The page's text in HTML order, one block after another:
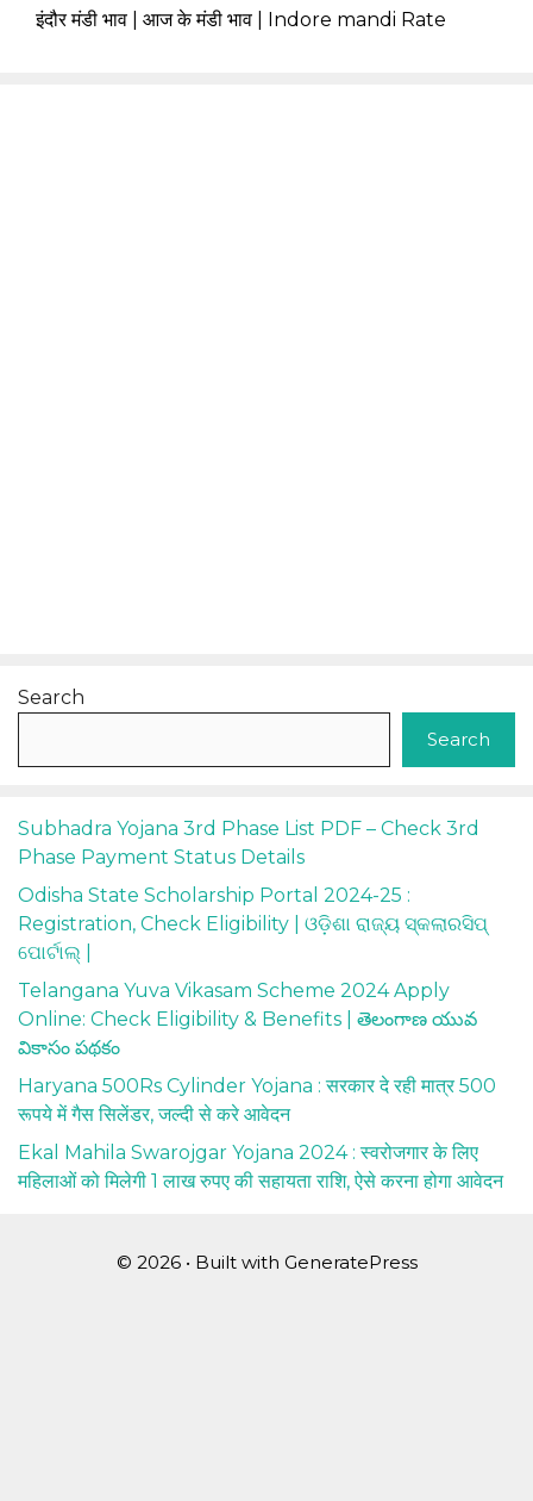
इंदौर मंडी भाव | आज के मंडी भाव | Indore mandi Rate
Search
Search
Subhadra Yojana 3rd Phase List PDF – Check 3rd
Phase Payment Status Details
Odisha State Scholarship Portal 2024-25 :
Registration, Check Eligibility | ଓଡ଼ିଶା ରାଜ୍ୟ ସ୍କଲାରସିପ୍
ପୋର୍ଟାଲ୍ |
Telangana Yuva Vikasam Scheme 2024 Apply
Online: Check Eligibility & Benefits | తెలంగాణ యువ
వికాసం పథకం
Haryana 500Rs Cylinder Yojana : सरकार दे रही मात्र 500
रूपये में गैस सिलेंडर, जल्दी से करे आवेदन
Ekal Mahila Swarojgar Yojana 2024 : स्वरोजगार के लिए
महिलाओं को मिलेगी 1 लाख रुपए की सहायता राशि, ऐसे करना होगा आवेदन
© 2026 • Built with GeneratePress